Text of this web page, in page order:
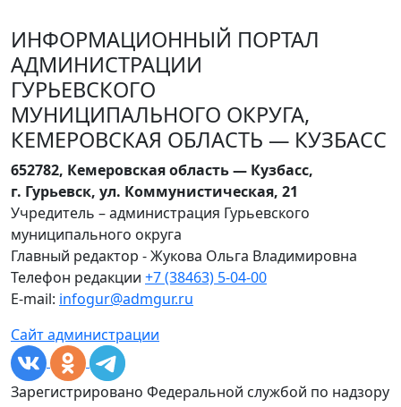
ИНФОРМАЦИОННЫЙ ПОРТАЛ
АДМИНИСТРАЦИИ
ГУРЬЕВСКОГО
МУНИЦИПАЛЬНОГО ОКРУГА,
КЕМЕРОВСКАЯ ОБЛАСТЬ — КУЗБАСС
652782, Кемеровская область — Кузбасс,
г. Гурьевск, ул. Коммунистическая, 21
Учредитель – администрация Гурьевского
муниципального округа
Главный редактор - Жукова Ольга Владимировна
Телефон редакции +7 (38463) 5-04-00
E-mail: infogur@admgur.ru
Сайт администрации
Зарегистрировано Федеральной службой по надзору